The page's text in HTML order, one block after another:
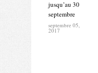
jusqu’au 30
septembre
septembre 05,
2017